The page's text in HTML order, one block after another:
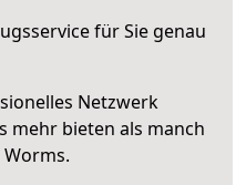
für Sie genau
Netzwerk
mehr bieten als manch